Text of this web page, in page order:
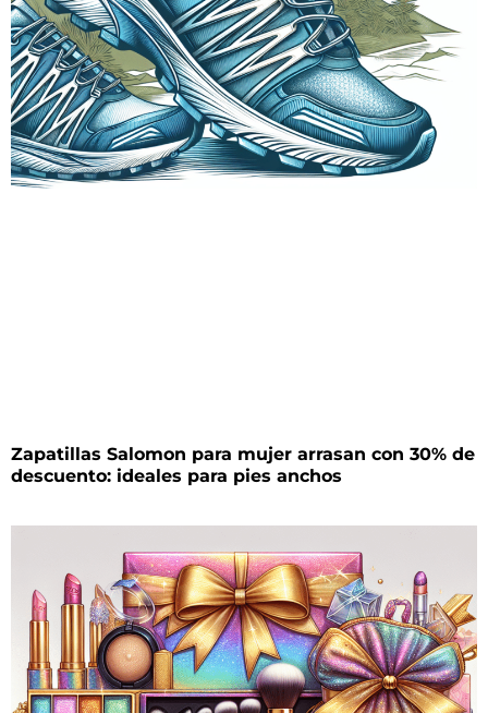
Zapatillas Salomon para mujer arrasan con 30% de
descuento: ideales para pies anchos